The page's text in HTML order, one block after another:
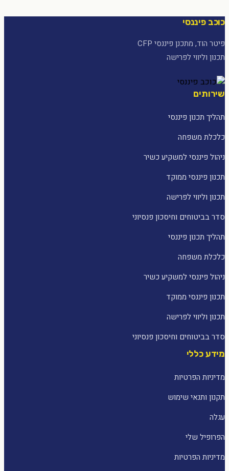
כוכב פיננסי
פיטר הוד, מתכנן פיננסי CFP
תכנון וליווי לפרישה
שירותים
תהליך תכנון פיננסי
כלכלת משפחה
ניהול פיננסי למשקיע כשיר
תכנון פיננסי ממוקד
תכנון וליווי לפרישה
סדר בביטוחים וחיסכון פנסיוני
תהליך תכנון פיננסי
כלכלת משפחה
ניהול פיננסי למשקיע כשיר
תכנון פיננסי ממוקד
תכנון וליווי לפרישה
סדר בביטוחים וחיסכון פנסיוני
מידע כללי
מדיניות הפרטיות
תקנון ותנאי שימוש
עגלה
הפרופיל שלי
מדיניות הפרטיות